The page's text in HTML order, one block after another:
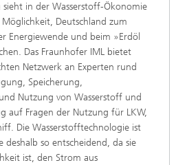
sieht in der Wasserstoff-Ökonomie
Deutschland zum
Energiewende und beim »Erdöl
Das Fraunhofer IML bietet
Netzwerk an Experten rund
Speicherung,
Nutzung von Wasserstoff und
auf Fragen der Nutzung für LKW,
Die Wasserstofftechnologie ist
deshalb so entscheidend, da sie
ist, den Strom aus